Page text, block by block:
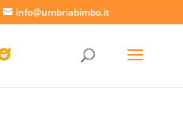
info@umbriabimbo.it